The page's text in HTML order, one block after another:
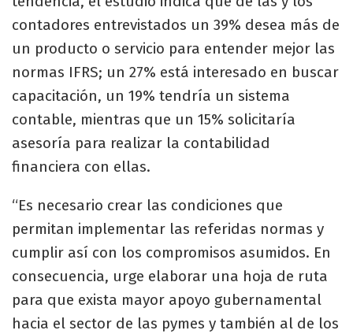
contadores entrevistados un 39% desea más de
un producto o servicio para entender mejor las
normas IFRS; un 27% está interesado en buscar
capacitación, un 19% tendría un sistema
contable, mientras que un 15% solicitaría
asesoría para realizar la contabilidad
financiera con ellas.
“Es necesario crear las condiciones que
permitan implementar las referidas normas y
cumplir así con los compromisos asumidos. En
consecuencia, urge elaborar una hoja de ruta
para que exista mayor apoyo gubernamental
hacia el sector de las pymes y también al de los